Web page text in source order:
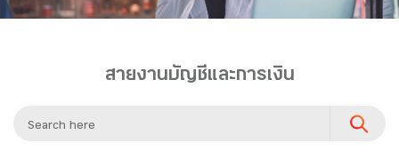
สายงานบัญชีและการเงิน